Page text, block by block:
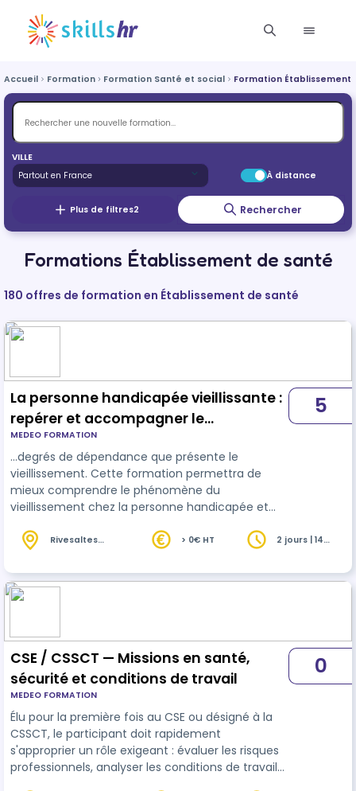
Accueil Formation Formation Santé et social Formation Établissement
VILLE
À distance
Plus de filtres2 Rechercher
Formations Établissement de santé
180 offres de formation en Établissement de santé
La personne handicapée vieillissante :
repérer et accompagner le
vieillissement spécifique de la
personne handicapée
MEDEO FORMATION
…degrés de dépendance que présente le
vieillissement. Cette formation permettra de
mieux comprendre le phénomène du
vieillissement chez la personne handicapée et
situations de dégradation de l'état de
santédes
accompagnement de qualité à cette étape de la
vie. Un travail d'analyse sur site peut être
5
Rivesaltes
> 0€ HT
2 jours | 14
CSE / CSSCT — Missions en santé,
sécurité et conditions de travail
MEDEO FORMATION
Élu pour la première fois au CSE ou désigné à la
CSSCT, le participant doit rapidement
s'approprier un rôle exigeant : évaluer les risques
professionnels, analyser les conditions de travail
0